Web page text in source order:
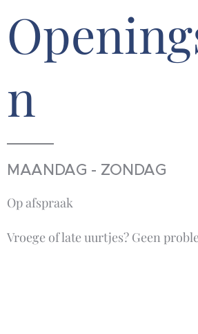
n
MAANDAG - ZONDAG
Op afspraak
Vroege of late uurtjes? Geen